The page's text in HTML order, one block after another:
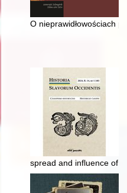
O nieprawidłowościach
spread and influence of